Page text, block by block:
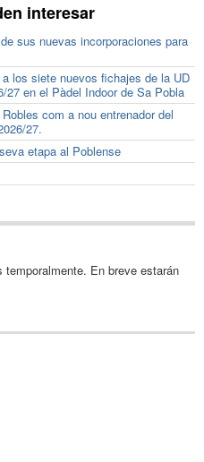
interesar
sus nuevas incorporaciones para
los siete nuevos fichajes de la UD
27 en el Pàdel Indoor de Sa Pobla
com a nou entrenador del
27.
etapa al Poblense
En breve estarán